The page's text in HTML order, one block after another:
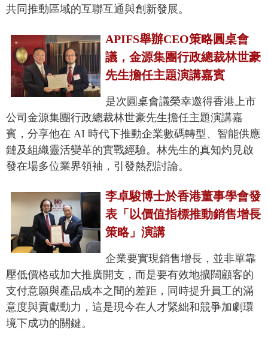
共同推動區域的互聯互通與創新發展。
APIFS舉辦CEO策略圓桌會
議，金源集團行政總裁林世豪
先生擔任主題演講嘉賓
是次圓桌會議榮幸邀得香港上市
公司金源集團行政總裁林世豪先生擔任主題演講嘉
賓，分享他在 AI 時代下推動企業數碼轉型、智能供應
鏈及組織靈活變革的實戰經驗。林先生的真知灼見啟
發在場多位業界領袖，引發熱烈討論。
李卓駿博士於香港董事學會發
表「以價值指標推動銷售增長
策略」演講
企業要實現銷售增長，並非單靠
壓低價格或加大推廣開支，而是要有效地擴闊顧客的
支付意願與產品成本之間的差距，同時提升員工的滿
意度與貢獻動力，這是現今在人才緊絀和競爭加劇環
境下成功的關鍵。